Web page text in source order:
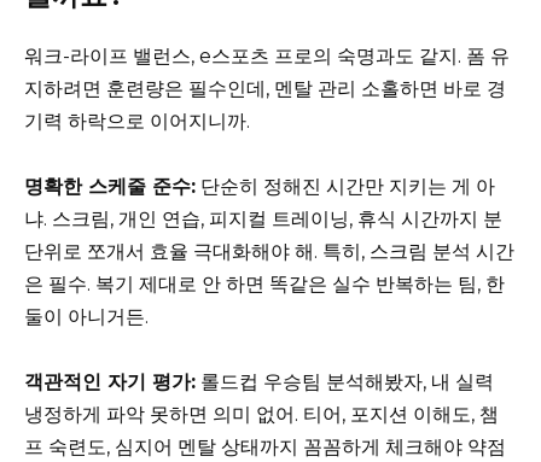
워크-라이프 밸런스, e스포츠 프로의 숙명과도 같지. 폼 유
지하려면 훈련량은 필수인데, 멘탈 관리 소홀하면 바로 경
기력 하락으로 이어지니까.
명확한 스케줄 준수: 단순히 정해진 시간만 지키는 게 아
냐. 스크림, 개인 연습, 피지컬 트레이닝, 휴식 시간까지 분
단위로 쪼개서 효율 극대화해야 해. 특히, 스크림 분석 시간
은 필수. 복기 제대로 안 하면 똑같은 실수 반복하는 팀, 한
둘이 아니거든.
객관적인 자기 평가: 롤드컵 우승팀 분석해봤자, 내 실력
냉정하게 파악 못하면 의미 없어. 티어, 포지션 이해도, 챔
프 숙련도, 심지어 멘탈 상태까지 꼼꼼하게 체크해야 약점